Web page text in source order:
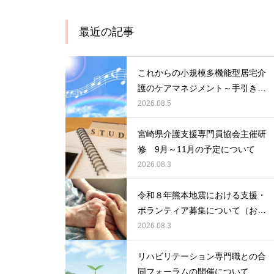
最近の記事
これからの小規模多機能型居宅介
護のケアマネジメント～手引きの
活用と実践から学ぶ、利用者・家
族・地域を支える力～ 受講者の
募集について
2026.08.5
宮崎県介護支援専門員協会主催研
修 9月～11月の予定について
2026.08.3
令和８年熊本地震における支援・
ボランティア募集について（お願
い）
2026.08.3
リハビリテーション専門職との合
同フォーラムの開催について